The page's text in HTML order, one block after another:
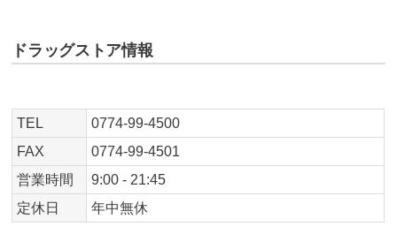
ドラッグストア情報
TEL
0774-99-4500
FAX
0774-99-4501
営業時間
9:00 - 21:45
定休日
年中無休